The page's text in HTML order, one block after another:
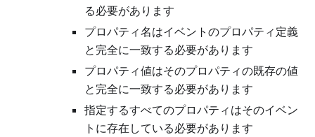
る必要があります
プロパティ名はイベントのプロパティ定義
と完全に一致する必要があります
プロパティ値はそのプロパティの既存の値
と完全に一致する必要があります
指定するすべてのプロパティはそのイベン
トに存在している必要があります